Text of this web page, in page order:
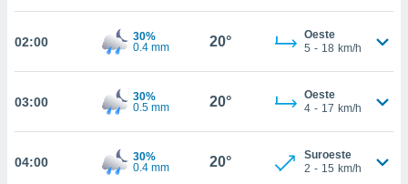
permite
seguir
coste.
a la
CONTINUAR
02:00
30%
0.4 mm
20°
Oeste
5 - 18 km/h
03:00
30%
0.5 mm
20°
Oeste
4 - 17 km/h
04:00
30%
0.4 mm
20°
Suroeste
2 - 15 km/h